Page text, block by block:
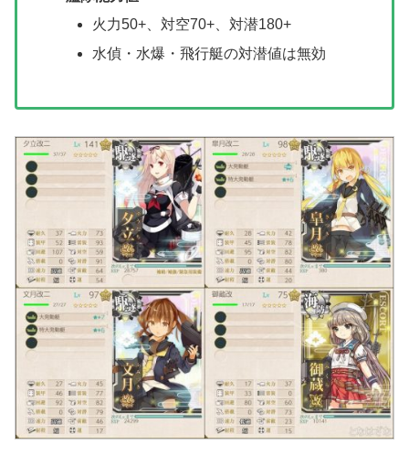
火力50+、対空70+、対潜180+
水偵・水爆・飛行艇の対潜値は無効